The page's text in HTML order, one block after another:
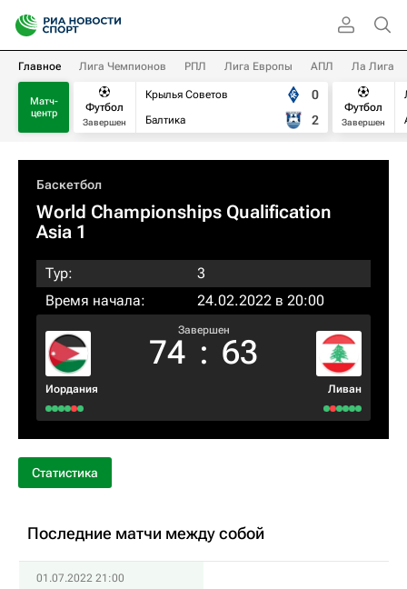
Главное Лига Чемпионов РПЛ Лига Европы АПЛ Ла Лига
Матч-
центр
Футбол
Завершен
Крылья Советов
Балтика
0
2
Футбол
Завершен
Баскетбол
World Championships Qualification
Asia 1
Тур:
3
Время начала:
24.02.2022 в 20:00
Иордания
Завершен
74 : 63
Ливан
Статистика
Последние матчи между собой
01.07.2022 21:00